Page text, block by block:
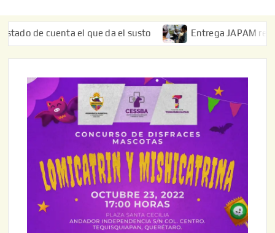
cuenta el que da el susto Entrega JAPAM